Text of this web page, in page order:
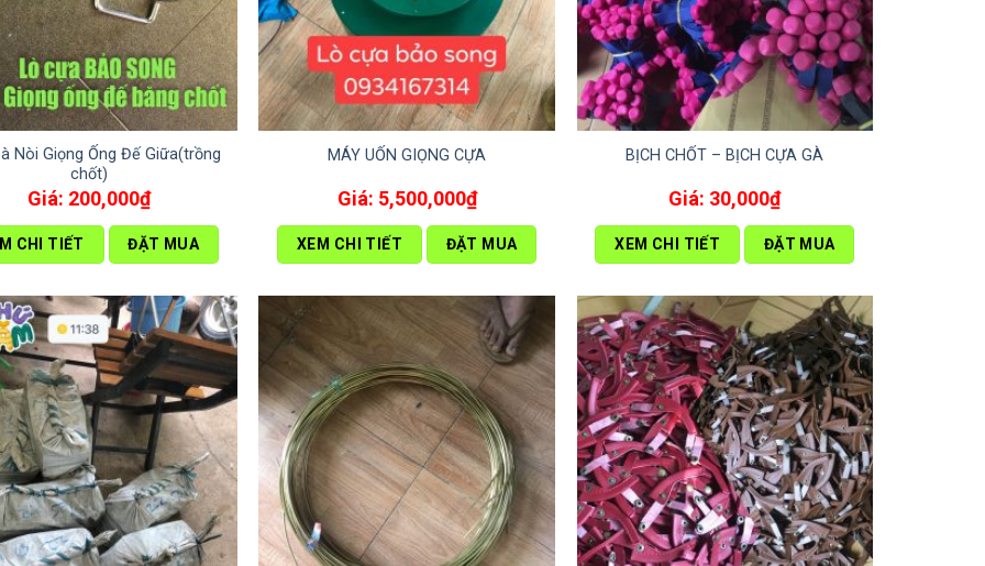
Nòi Giọng Ống Đế Giữa(trồng
chốt)
200,000₫
CHI TIẾT ĐẶT MUA
MÁY UỐN GIỌNG CỰA
5,500,000₫
XEM CHI TIẾT ĐẶT MUA
BỊCH CHỐT – BỊCH CỰA GÀ
30,000₫
XEM CHI TIẾT ĐẶT MUA